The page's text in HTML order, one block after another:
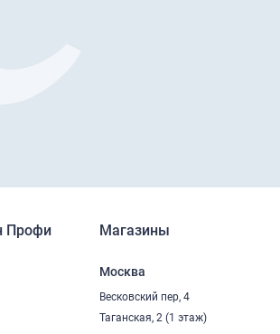
Профи Магазины
Москва
Весковский пер, 4
Таганская, 2 (1 этаж)